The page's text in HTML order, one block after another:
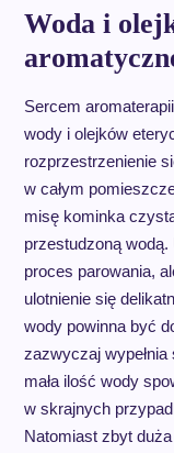
Woda i
Sercem
wody i olejków
rozprzestrzenienie
w całym
misę kominka
przestudzoną
proces parowania,
ulotnienie się
wody powinna być
zazwyczaj wypełnia
mała ilość wody
w skrajnych
Natomiast zbyt